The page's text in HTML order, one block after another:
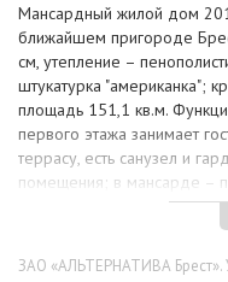
Мансардный жилой дом
ближайшем пригороде
см, утепление –
штукатурка "американка";
площадь 151,1 кв.м.
первого этажа занимает
террасу, есть санузел и
помещения; в мансарде –
трех спален с лоджией и
централизованные,
ЗАО «АЛЬТЕРНАТИВА Брест».